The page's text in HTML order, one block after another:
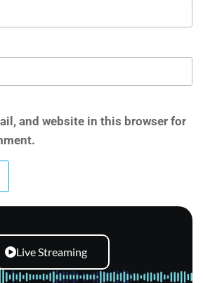
and website in this browser for
Live Streaming